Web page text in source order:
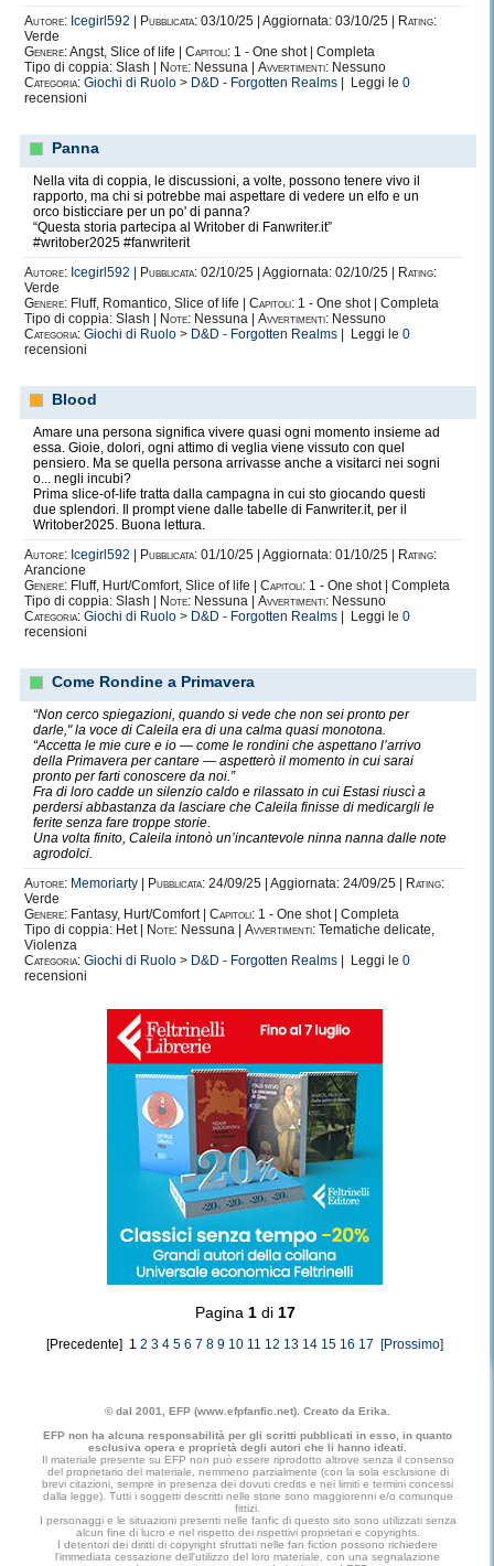
Autore: Icegirl592 Pubblicata: 03/10/25 | Aggiornata: 03/10/25 |
Rating:
Verde
Genere:Angst, Slice of life | Capitoli: 1 - One shot | Completa
Tipo di coppia: Slash |
Note: Nessuna | Avvertimenti: Nessuno
Categoria: Giochi di Ruolo > D&D - Forgotten Realms | Leggi le 0
recensioni
Panna
Nella vita di coppia, le discussioni, a volte, possono tenere vivo il
rapporto, ma chi si potrebbe mai aspettare di vedere un elfo e un
orco bisticciare per un po' di panna?
“Questa storia partecipa al Writober di Fanwriter.it”
#writober2025 #fanwriterit
Autore: Icegirl592 Pubblicata: 02/10/25 | Aggiornata: 02/10/25 |
Rating:
Verde
Genere: Fluff, Romantico, Slice of life | Capitoli: 1 - One shot | Completa
Tipo di coppia: Slash |
Note: Nessuna | Avvertimenti: Nessuno
Categoria: Giochi di Ruolo > D&D - Forgotten Realms | Leggi le 0
recensioni
Blood
Amare una persona significa vivere quasi ogni momento insieme ad
essa. Gioie, dolori, ogni attimo di veglia viene vissuto con quel
pensiero. Ma se quella persona arrivasse anche a visitarci nei sogni
o... negli incubi?
Prima slice-of-life tratta dalla campagna in cui sto giocando questi
due splendori. Il prompt viene dalle tabelle di Fanwriter.it, per il
Writober2025. Buona lettura.
Autore: Icegirl592 Pubblicata: 01/10/25 | Aggiornata: 01/10/25 |
Rating:
Arancione
Genere: Fluff, Hurt/Comfort, Slice of life | Capitoli: 1 - One shot | Completa
Tipo di coppia: Slash |
Note: Nessuna | Avvertimenti: Nessuno
Categoria: Giochi di Ruolo > D&D - Forgotten Realms | Leggi le 0
recensioni
Come Rondine a Primavera
“Non cerco spiegazioni, quando si vede che non sei pronto per
darle," la voce di Caleila era di una calma quasi monotona.
“Accetta le mie cure e io — come le rondini che aspettano l’arrivo
della Primavera per cantare — aspetterò il momento in cui sarai
pronto per farti conoscere da noi.”
Fra di loro cadde un silenzio caldo e rilassato in cui Estasi riuscì a
perdersi abbastanza da lasciare che Caleila finisse di medicargli le
ferite senza fare troppe storie.
Una volta finito, Caleila intonò un’incantevole ninna nanna dalle note
agrodolci.
Autore: Memoriarty Pubblicata: 24/09/25 | Aggiornata: 24/09/25 |
Rating:
Verde
Genere: Fantasy, Hurt/Comfort | Capitoli: 1 - One shot | Completa
Tipo di coppia: Het |
Note: Nessuna | Avvertimenti: Tematiche delicate,
Violenza
Categoria: Giochi di Ruolo > D&D - Forgotten Realms | Leggi le 0
recensioni
Pagina 1di 17
[Precedente] 12 3 4 5 6 7 8 9 10 11 12 13 14 15 16 17 [Prossimo]
© dal 2001, EFP (www.efpfanfic.net). Creato da Erika.
EFP non ha alcuna responsabilità per gli scritti pubblicati in esso, in quanto
esclusiva opera e proprietà degli autori che li hanno ideati.
Il materiale presente su EFP non può essere riprodotto altrove senza il consenso
del proprietario del materiale, nemmeno parzialmente (con la sola esclusione di
brevi citazioni, sempre in presenza dei dovuti credits e nei limiti e termini concessi
dalla legge). Tutti i soggetti descritti nelle storie sono maggiorenni e/o comunque
fittizi.
I personaggi e le situazioni presenti nelle fanfic di questo sito sono utilizzati senza
alcun fine di lucro e nel rispetto dei rispettivi proprietari e copyrights.
I detentori dei diritti di copyright sfruttati nelle fan fiction possono richiedere
l'immediata cessazione dell'utilizzo del loro materiale, con una segnalazione